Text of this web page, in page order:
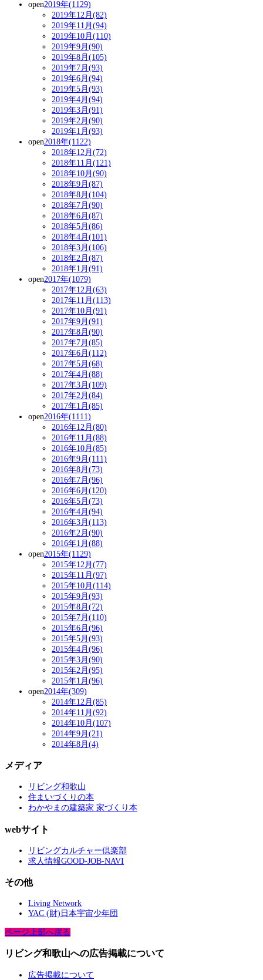
open2019年(1129)
2019年12月(82)
2019年11月(94)
2019年10月(110)
2019年9月(90)
2019年8月(105)
2019年7月(93)
2019年6月(94)
2019年5月(93)
2019年4月(94)
2019年3月(91)
2019年2月(90)
2019年1月(93)
open2018年(1122)
2018年12月(72)
2018年11月(121)
2018年10月(90)
2018年9月(87)
2018年8月(104)
2018年7月(90)
2018年6月(87)
2018年5月(86)
2018年4月(101)
2018年3月(106)
2018年2月(87)
2018年1月(91)
open2017年(1079)
2017年12月(63)
2017年11月(113)
2017年10月(91)
2017年9月(91)
2017年8月(90)
2017年7月(85)
2017年6月(112)
2017年5月(68)
2017年4月(88)
2017年3月(109)
2017年2月(84)
2017年1月(85)
open2016年(1111)
2016年12月(80)
2016年11月(88)
2016年10月(85)
2016年9月(111)
2016年8月(73)
2016年7月(96)
2016年6月(120)
2016年5月(73)
2016年4月(94)
2016年3月(113)
2016年2月(90)
2016年1月(88)
open2015年(1129)
2015年12月(77)
2015年11月(97)
2015年10月(114)
2015年9月(93)
2015年8月(72)
2015年7月(110)
2015年6月(96)
2015年5月(93)
2015年4月(96)
2015年3月(90)
2015年2月(95)
2015年1月(96)
open2014年(309)
2014年12月(85)
2014年11月(92)
2014年10月(107)
2014年9月(21)
2014年8月(4)
メディア
リビング和歌山
住まいづくりの本
わかやまの建築家 家づくり本
webサイト
リビングカルチャー倶楽部
求人情報GOOD-JOB-NAVI
その他
Living Network
YAC (財)日本宇宙少年団
ページ上部へ戻る
リビング和歌山への広告掲載について
広告掲載について